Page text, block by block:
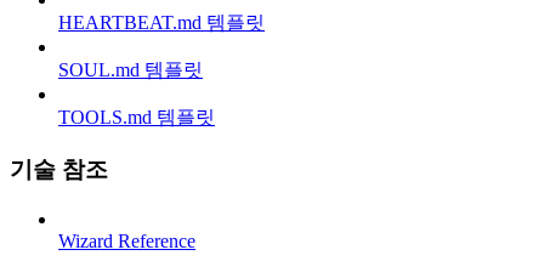
HEARTBEAT.md 템플릿
SOUL.md 템플릿
TOOLS.md 템플릿
기술 참조
Wizard Reference